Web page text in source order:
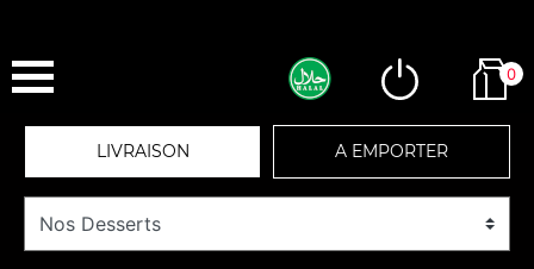
0
LIVRAISON A EMPORTER